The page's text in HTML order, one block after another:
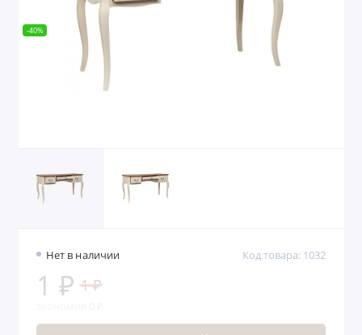
-40%
Нет в наличии Код товара: 1032
1 ₽ 1 ₽